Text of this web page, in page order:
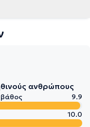
ανθρώπους
βάθος
9.9
10.0